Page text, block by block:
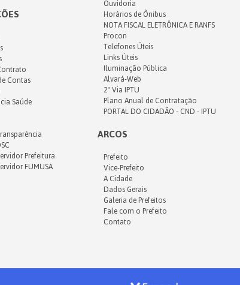
Contas
Saúde
Prefeitura
FUMUSA
Ouvidoria
Horários de Ônibus
NOTA FISCAL ELETRÔNICA E RANFS
Procon
Telefones Úteis
Links Úteis
Iluminação Pública
Alvará-Web
2ª Via IPTU
Plano Anual de Contratação
PORTAL DO CIDADÃO - CND - IPTU
ARCOS
Prefeito
Vice-Prefeito
A Cidade
Dados Gerais
Galeria de Prefeitos
Fale com o Prefeito
Contato